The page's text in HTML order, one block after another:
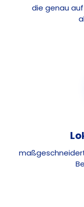
die genau